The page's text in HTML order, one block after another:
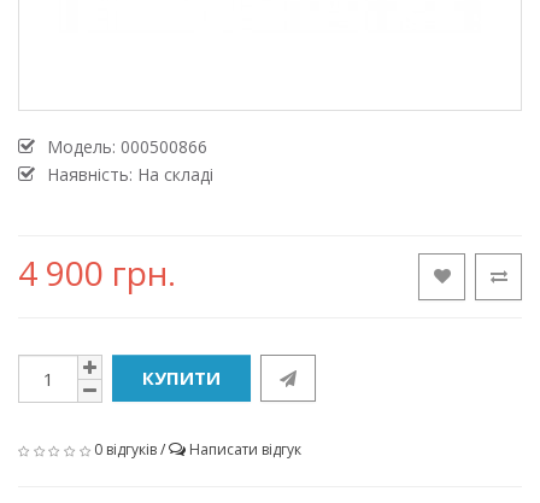
Модель: 000500866
Наявність: На складі
4 900 грн.
КУПИТИ
0 відгуків/ Написати відгук